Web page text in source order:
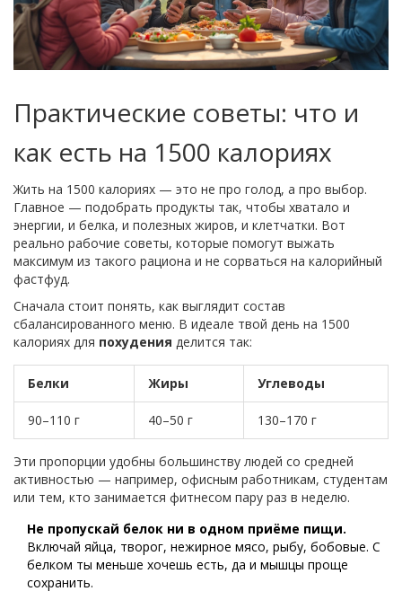
Практические советы: что и
как есть на 1500 калориях
Жить на 1500 калориях — это не про голод, а про выбор.
Главное — подобрать продукты так, чтобы хватало и
энергии, и белка, и полезных жиров, и клетчатки. Вот
реально рабочие советы, которые помогут выжать
максимум из такого рациона и не сорваться на калорийный
фастфуд.
Сначала стоит понять, как выглядит состав
сбалансированного меню. В идеале твой день на 1500
калориях для похудения делится так:
Белки Жиры Углеводы
90–110 г 40–50 г 130–170 г
Эти пропорции удобны большинству людей со средней
активностью — например, офисным работникам, студентам
или тем, кто занимается фитнесом пару раз в неделю.
Не пропускай белок ни в одном приёме пищи.
Включай яйца, творог, нежирное мясо, рыбу, бобовые. С
белком ты меньше хочешь есть, да и мышцы проще
сохранить.